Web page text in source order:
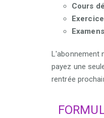
Cours
L'abonnement
payez une
rentrée